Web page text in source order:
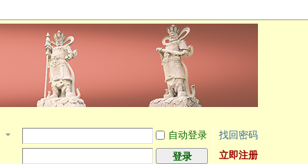
自动登录
找回密码
登录 立即注册